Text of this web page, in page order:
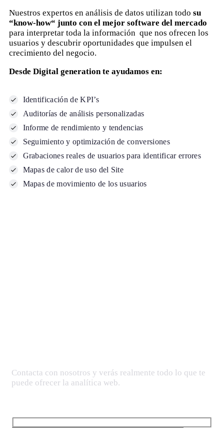
Nuestros expertos en análisis de datos utilizan todo su
“know-how“ junto con el mejor software del mercado
para interpretar toda la información que nos ofrecen los
usuarios y descubrir oportunidades que impulsen el
crecimiento del negocio.
Desde Digital generation te ayudamos en:
Identificación de KPI’s
Auditorías de análisis personalizadas
Informe de rendimiento y tendencias
Seguimiento y optimización de conversiones
Grabaciones reales de usuarios para identificar errores
Mapas de calor de uso del Site
Mapas de movimiento de los usuarios
Contacta con nosotros y verás realmente todo lo que te
puede ofrecer la analítica web.